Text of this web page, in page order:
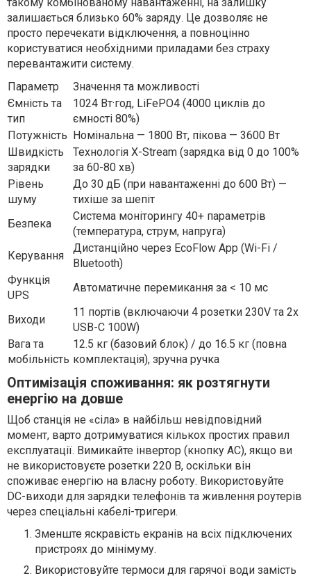
залишається близько 60% заряду. Це дозволяє не
просто перечекати відключення, а повноцінно
користуватися необхідними приладами без страху
перевантажити систему.
Параметр
Значення та можливості
Ємність та
тип
1024 Вт·год, LiFePO4 (4000 циклів до
ємності 80%)
Потужність Номінальна — 1800 Вт, пікова — 3600 Вт
Швидкість
зарядки
Технологія X-Stream (зарядка від 0 до 100%
за 60-80 хв)
Рівень
шуму
До 30 дБ (при навантаженні до 600 Вт) —
тихіше за шепіт
Безпека
Система моніторингу 40+ параметрів
(температура, струм, напруга)
Керування
Дистанційно через EcoFlow App (Wi-Fi /
Bluetooth)
Функція
UPS
Автоматичне перемикання за < 10 мс
Виходи
11 портів (включаючи 4 розетки 230V та 2x
USB-C 100W)
Вага та
мобільність
12.5 кг (базовий блок) / до 16.5 кг (повна
комплектація), зручна ручка
Оптимізація споживання: як розтягнути
енергію на довше
Щоб станція не «сіла» в найбільш невідповідний
момент, варто дотримуватися кількох простих правил
експлуатації. Вимикайте інвертор (кнопку AC), якщо ви
не використовуєте розетки 220 В, оскільки він
споживає енергію на власну роботу. Використовуйте
DC-виходи для зарядки телефонів та живлення роутерів
через спеціальні кабелі-тригери.
Зменште яскравість екранів на всіх підключених
пристроях до мінімуму.
Використовуйте термоси для гарячої води замість